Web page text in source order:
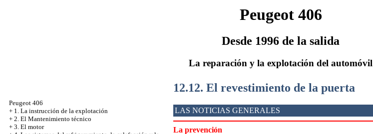
Peugeot 406
Desde 1996 de la salida
La reparación y la explotación del automóvil
Peugeot 406
+ 1. La instrucción de la explotación
+ 2. El Mantenimiento técnico
+ 3. El motor
12.12. El revestimiento de la puerta
LAS NOTICIAS GENERALES
La prevención